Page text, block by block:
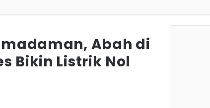
Abah di
Bikin Listrik Nol